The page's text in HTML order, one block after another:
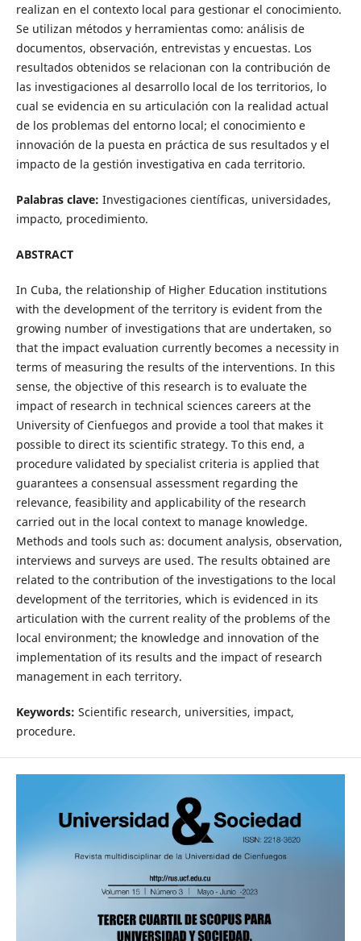
realizan en el contexto local para gestionar el conocimiento.
Se utilizan métodos y herramientas como: análisis de
documentos, observación, entrevistas y encuestas. Los
resultados obtenidos se relacionan con la contribución de
las investigaciones al desarrollo local de los territorios, lo
cual se evidencia en su articulación con la realidad actual
de los problemas del entorno local; el conocimiento e
innovación de la puesta en práctica de sus resultados y el
impacto de la gestión investigativa en cada territorio.
Palabras clave: Investigaciones científicas, universidades,
impacto, procedimiento.
ABSTRACT
In Cuba, the relationship of Higher Education institutions
with the development of the territory is evident from the
growing number of investigations that are undertaken, so
that the impact evaluation currently becomes a necessity in
terms of measuring the results of the interventions. In this
sense, the objective of this research is to evaluate the
impact of research in technical sciences careers at the
University of Cienfuegos and provide a tool that makes it
possible to direct its scientific strategy. To this end, a
procedure validated by specialist criteria is applied that
guarantees a consensual assessment regarding the
relevance, feasibility and applicability of the research
carried out in the local context to manage knowledge.
Methods and tools such as: document analysis, observation,
interviews and surveys are used. The results obtained are
related to the contribution of the investigations to the local
development of the territories, which is evidenced in its
articulation with the current reality of the problems of the
local environment; the knowledge and innovation of the
implementation of its results and the impact of research
management in each territory.
Keywords: Scientific research, universities, impact,
procedure.